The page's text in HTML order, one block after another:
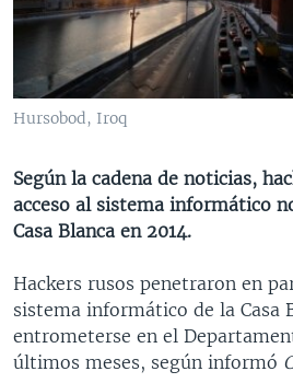
VENEZUELA
NICARAGUA
ECONOMÍA
ENTRETENIMIENTO Y CULTURA
TECNOLOGÍA
CIENCIA Y SALUD
MULTIMEDIA
VIDEOS
FOTOGRAFÍA
PROGRAMAS TV
EL MUNDO AL DÍA
VISIÓN 360
LAS CLAVES
RADIO
AUDIONOTICIAS
BUENOS DÍAS AMÉRICA
EL MUNDO AL DÍA [RADIO]
FORO [RADIO]
DEPORTIVO INTERNACIONAL
DOCUMENTALES DE LA VOA
Learning English
SÍGANOS
Hursobod, Iroq
Según la cadena de noticias,
acceso al sistema informático
Casa Blanca en 2014.
Hackers rusos penetraron en
sistema informático de la Casa
entrometerse en el
últimos meses, según informó